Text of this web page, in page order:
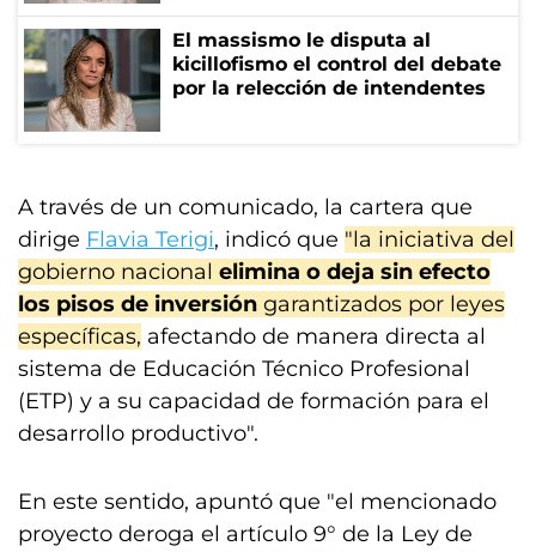
El massismo le disputa al
kicillofismo el control del debate
por la relección de intendentes
A través de un comunicado, la cartera que
dirige Flavia Terigi, indicó que "la iniciativa del
gobierno nacional elimina o deja sin efecto
los pisos de inversión garantizados por leyes
específicas, afectando de manera directa al
sistema de Educación Técnico Profesional
(ETP) y a su capacidad de formación para el
desarrollo productivo".
En este sentido, apuntó que "el mencionado
proyecto deroga el artículo 9° de la Ley de